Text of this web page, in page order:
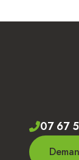
07 67